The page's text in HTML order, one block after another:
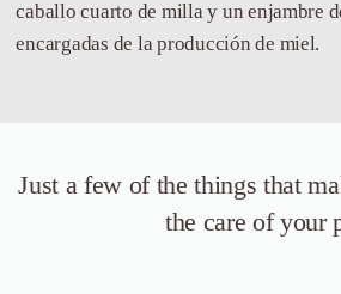
caballo cuarto de milla y un enjambre
encargadas de la producción de miel.
Just a few of the things that
the care of your